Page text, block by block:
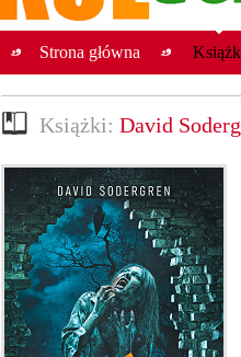
Strona główna
Książki: David